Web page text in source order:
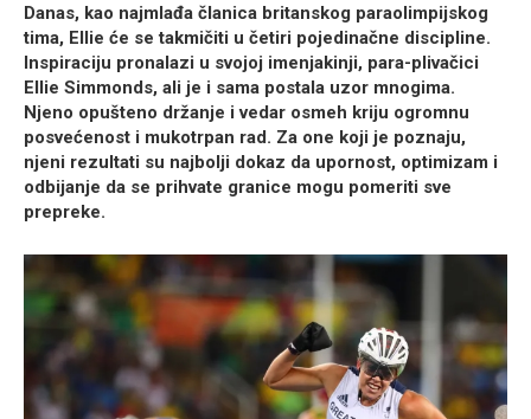
Danas, kao najmlađa članica britanskog paraolimpijskog
tima, Ellie će se takmičiti u četiri pojedinačne discipline.
Inspiraciju pronalazi u svojoj imenjakinji, para-plivačici
Ellie Simmonds, ali je i sama postala uzor mnogima.
Njeno opušteno držanje i vedar osmeh kriju ogromnu
posvećenost i mukotrpan rad. Za one koji je poznaju,
njeni rezultati su najbolji dokaz da upornost, optimizam i
odbijanje da se prihvate granice mogu pomeriti sve
prepreke.